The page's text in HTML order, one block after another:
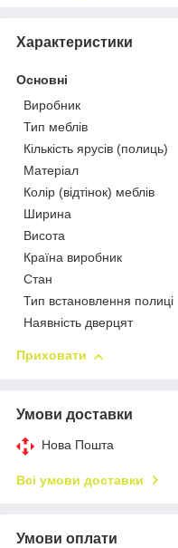
Характеристики
Основні
Виробник
Тип меблів
Кількість ярусів (полиць)
Матеріал
Колір (відтінок) меблів
Ширина
Висота
Країна виробник
Стан
Тип встановлення полиці
Наявність дверцят
Приховати
Умови доставки
Нова Пошта
Всі умови доставки
Умови оплати